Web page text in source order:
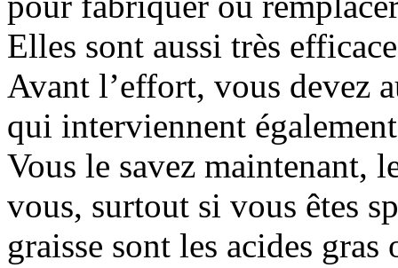
Elles sont aussi très
Avant l’effort, vous devez
qui interviennent
Vous le savez maintenant,
vous, surtout si vous êtes
graisse sont les acides